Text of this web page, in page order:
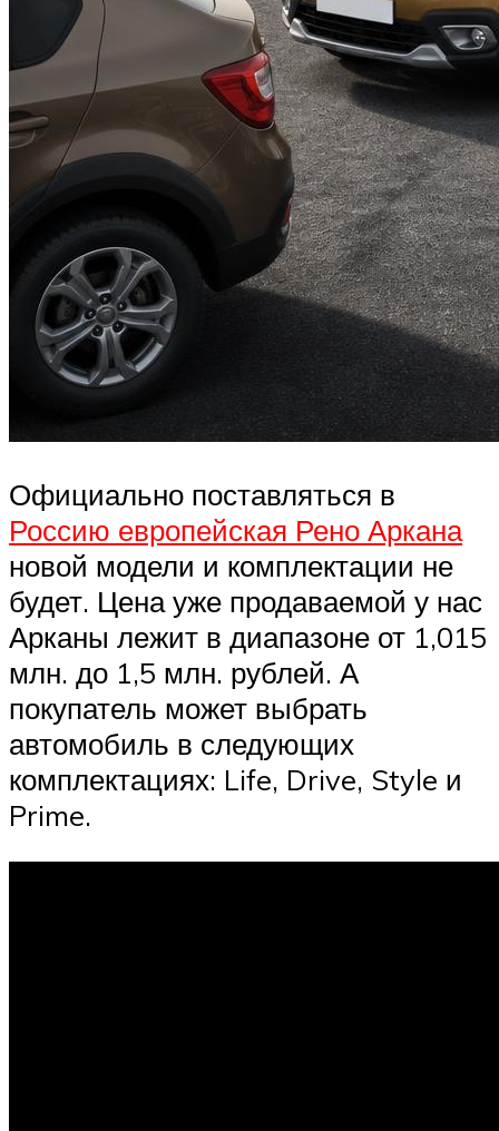
Официально поставляться в
Россию европейская Рено Аркана
новой модели и комплектации не
будет. Цена уже продаваемой у нас
Арканы лежит в диапазоне от 1,015
млн. до 1,5 млн. рублей. А
покупатель может выбрать
автомобиль в следующих
комплектациях: Life, Drive, Style и
Prime.